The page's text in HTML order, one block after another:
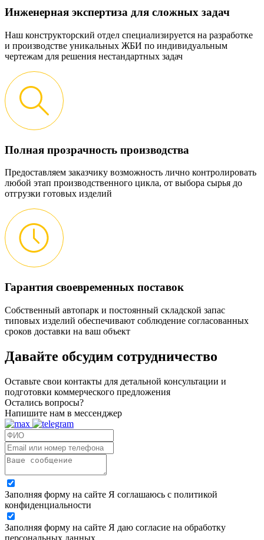
Инженерная экспертиза для сложных задач
Наш конструкторский отдел специализируется на разработке
и производстве уникальных ЖБИ по индивидуальным
чертежам для решения нестандартных задач
Полная прозрачность производства
Предоставляем заказчику возможность лично контролировать
любой этап производственного цикла, от выбора сырья до
отгрузки готовых изделий
Гарантия своевременных поставок
Собственный автопарк и постоянный складской запас
типовых изделий обеспечивают соблюдение согласованных
сроков доставки на ваш объект
Давайте обсудим сотрудничество
Оставьте свои контакты для детальной консультации и
подготовки коммерческого предложения
Остались вопросы?
Напишите нам в мессенджер
Заполняя форму на сайте Я соглашаюсь с политикой
конфиденциальности
Заполняя форму на сайте Я даю согласие на обработку
персональных данных.